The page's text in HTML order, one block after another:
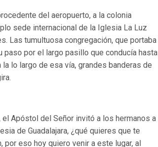
del aeropuerto, a la colonia
sede internacional de la Iglesia La Luz
Las tumultuosa congregación, que portaba
por el largo pasillo que conducía hasta
lo largo de esa vía, grandes banderas de
Apóstol del Señor invitó a los hermanos a
de Guadalajara, ¿qué quieres que te
por eso hoy quiero venir a este lugar, al